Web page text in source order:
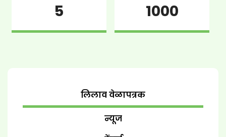
5 1000
लिलाव वेळापत्रक
न्यूज